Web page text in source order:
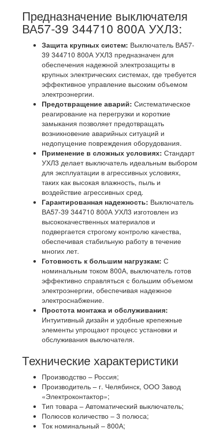
Предназначение выключателя
ВА57-39 344710 800А УХЛ3:
Защита крупных систем: Выключатель ВА57-
39 344710 800А УХЛ3 предназначен для
обеспечения надежной электрозащиты в
крупных электрических системах, где требуется
эффективное управление высоким объемом
электроэнергии.
Предотвращение аварий: Систематическое
реагирование на перегрузки и короткие
замыкания позволяет предотвращать
возникновение аварийных ситуаций и
недопущение повреждения оборудования.
Применение в сложных условиях: Стандарт
УХЛ3 делает выключатель идеальным выбором
для эксплуатации в агрессивных условиях,
таких как высокая влажность, пыль и
воздействие агрессивных сред.
Гарантированная надежность: Выключатель
ВА57-39 344710 800А УХЛ3 изготовлен из
высококачественных материалов и
подвергается строгому контролю качества,
обеспечивая стабильную работу в течение
многих лет.
Готовность к большим нагрузкам: С
номинальным током 800А, выключатель готов
эффективно справляться с большим объемом
электроэнергии, обеспечивая надежное
электроснабжение.
Простота монтажа и обслуживания:
Интуитивный дизайн и удобные крепежные
элементы упрощают процесс установки и
обслуживания выключателя.
Технические характеристики
Производство – Россия;
Производитель – г. Челябинск, ООО Завод
«Электроконтактор»;
Тип товара – Автоматический выключатель;
Полюсов количество – 3 полюса;
Ток номинальный – 800А;